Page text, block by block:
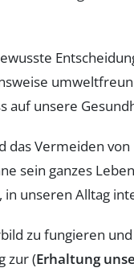
auf unsere
das Vermeiden
sein ganzes
unseren Alltag
zu fungieren
zur (Erhaltung